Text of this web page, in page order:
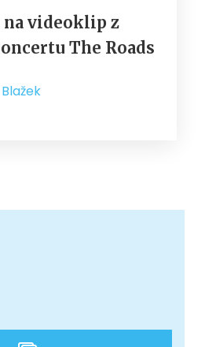
na videoklip z
The Roads